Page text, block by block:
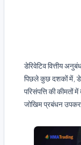
डेरिवेटिव वित्तीय
पिछले कुछ दशकों में,
परिसंपत्ति की कीमतों
जोखिम प्रबंधन